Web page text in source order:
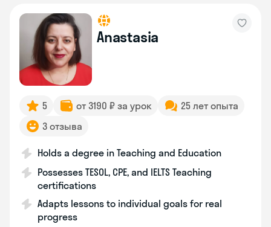
Anastasia
5 от 3190 ₽ за урок
25 лет опыта
3 отзыва
Holds a degree in Teaching and Education
Possesses TESOL, CPE, and IELTS Teaching
certifications
Adapts lessons to individual goals for real
progress